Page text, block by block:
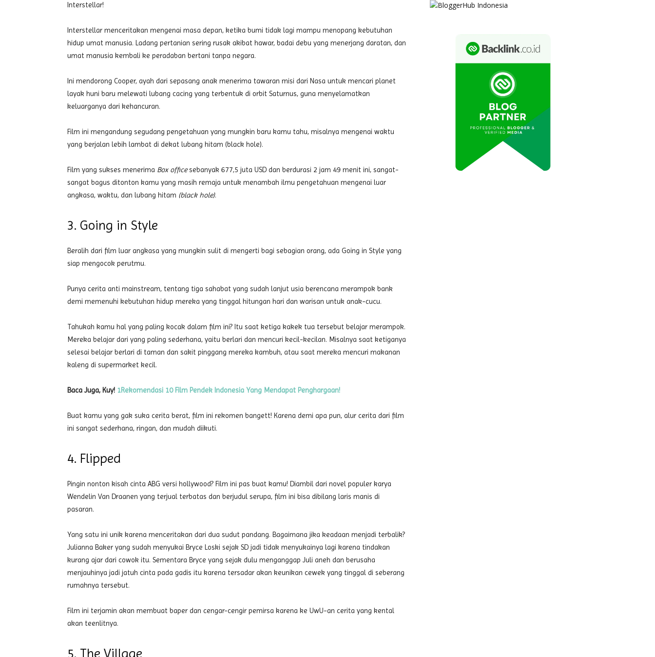
Interstellar!
Interstellar menceritakan mengenai masa depan, ketika bumi tidak lagi mampu menopang kebutuhan
hidup umat manusia. Ladang pertanian sering rusak akibat hawar, badai debu yang menerjang daratan, dan
umat manusia kembali ke peradaban bertani tanpa negara.
Ini mendorong Cooper, ayah dari sepasang anak menerima tawaran misi dari Nasa untuk mencari planet
layak huni baru melewati lubang cacing yang terbentuk di orbit Saturnus, guna menyelamatkan
keluarganya dari kehancuran.
Film ini mengandung segudang pengetahuan yang mungkin baru kamu tahu, misalnya mengenai waktu
yang berjalan lebih lambat di dekat lubang hitam (black hole).
Film yang sukses menerima Box officesebanyak 677,5 juta USD dan berdurasi 2 jam 49 menit ini, sangat-
sangat bagus ditonton kamu yang masih remaja untuk menambah ilmu pengetahuan mengenai luar
angkasa, waktu, dan lubang hitam (black hole).
3. Going in Style
Beralih dari film luar angkasa yang mungkin sulit di mengerti bagi sebagian orang, ada Going in Style yang
siap mengocok perutmu.
Punya cerita anti mainstream, tentang tiga sahabat yang sudah lanjut usia berencana merampok bank
demi memenuhi kebutuhan hidup mereka yang tinggal hitungan hari dan warisan untuk anak-cucu.
Tahukah kamu hal yang paling kocak dalam film ini? Itu saat ketiga kakek tua tersebut belajar merampok.
Mereka belajar dari yang paling sederhana, yaitu berlari dan mencuri kecil-kecilan. Misalnya saat ketiganya
selesai belajar berlari di taman dan sakit pinggang mereka kambuh, atau saat mereka mencuri makanan
kaleng di supermarket kecil.
Baca Juga, Kuy! 1Rekomendasi 10 Film Pendek Indonesia Yang Mendapat Penghargaan!
Buat kamu yang gak suka cerita berat, film ini rekomen bangett! Karena demi apa pun, alur cerita dari film
ini sangat sederhana, ringan, dan mudah diikuti.
4. Flipped
Pingin nonton kisah cinta ABG versi hollywood? Film ini pas buat kamu! Diambil dari novel populer karya
Wendelin Van Draanen yang terjual terbatas dan berjudul serupa, film ini bisa dibilang laris manis di
pasaran.
Yang satu ini unik karena menceritakan dari dua sudut pandang. Bagaimana jika keadaan menjadi terbalik?
Julianna Baker yang sudah menyukai Bryce Loski sejak SD jadi tidak menyukainya lagi karena tindakan
kurang ajar dari cowok itu. Sementara Bryce yang sejak dulu menganggap Juli aneh dan berusaha
menjauhinya jadi jatuh cinta pada gadis itu karena tersadar akan keunikan cewek yang tinggal di seberang
rumahnya tersebut.
Film ini terjamin akan membuat baper dan cengar-cengir pemirsa karena ke UwU-an cerita yang kental
akan teenlitnya.
5. The Village